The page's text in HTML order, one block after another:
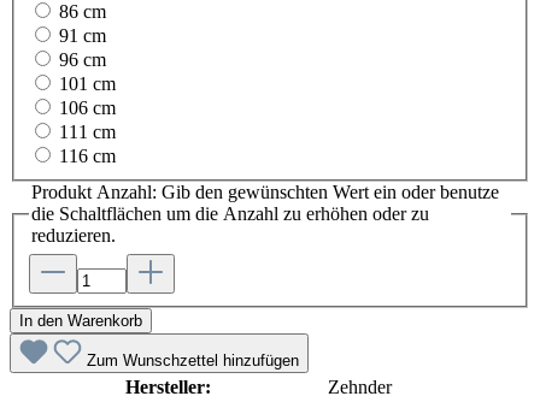
86 cm
91 cm
96 cm
101 cm
106 cm
111 cm
116 cm
Produkt Anzahl: Gib den gewünschten Wert ein oder benutze
die Schaltflächen um die Anzahl zu erhöhen oder zu
reduzieren.
In den Warenkorb
Zum Wunschzettel hinzufügen
Hersteller: Zehnder